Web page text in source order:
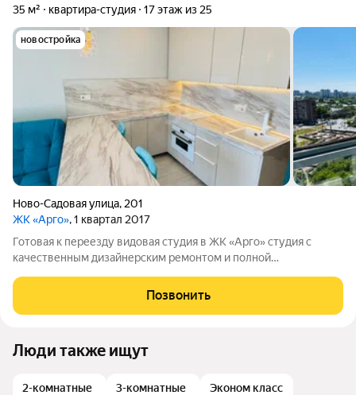
35 м² квартира-студия 17 этаж из 25
новостройка
Ново-Садовая улица, 201
ЖК «Арго», 1 квартал 2017
Готовая к переезду видовая студия в ЖК «Арго» студия с
качественным дизайнерским ремонтом и полной
открывается панорама на Волгу и город, а на крыше дома
работает собственная смотровая площадка.
Позвонить
Люди также ищут
2-комнатные 3-комнатные Эконом класс